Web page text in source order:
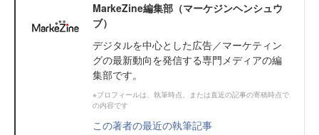
MarkeZine編集部（マーケジンヘンシュウ
ブ）
デジタルを中心とした広告／マーケティン
グの最新動向を発信する専門メディアの編
集部です。
※プロフィールは、執筆時点、または直近の記事の寄稿時点で
の内容です
この著者の最近の執筆記事